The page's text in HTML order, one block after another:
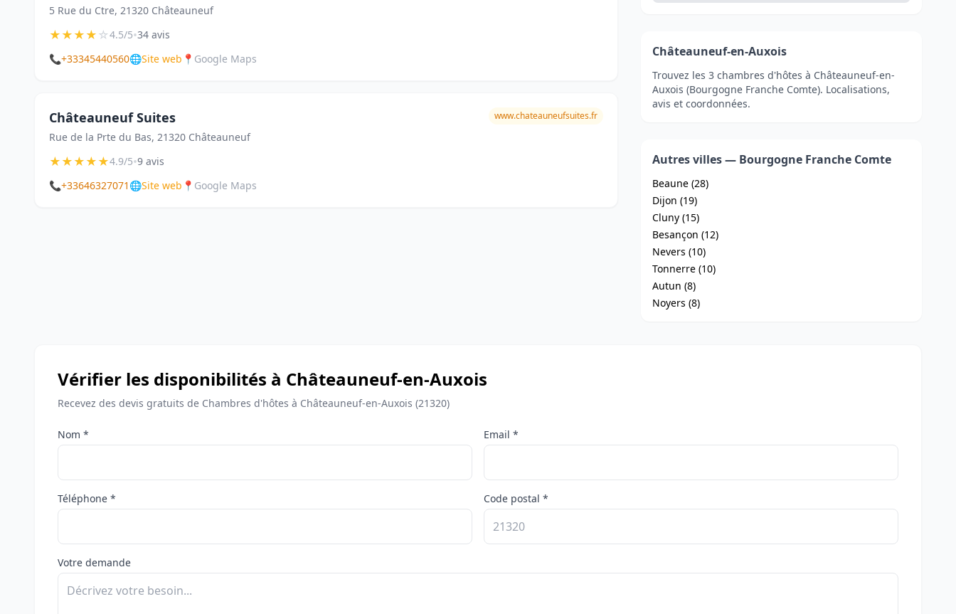
5 Rue du Ctre, 21320 Châteauneuf
★★★★☆4.5/5•34 avis
📞+33345440560🌐Site web 📍 Google Maps
Châteauneuf Suites
Rue de la Prte du Bas, 21320 Châteauneuf
www.chateauneufsuites.fr
★★★★★4.9/5•9 avis
📞+33646327071 🌐Site web 📍 Google Maps
Châteauneuf-en-Auxois
Trouvez les 3 chambres d'hôtes à Châteauneuf-en-
Auxois (Bourgogne Franche Comte). Localisations,
avis et coordonnées.
Autres villes — Bourgogne Franche Comte
Beaune (28)
Dijon (19)
Cluny (15)
Besançon (12)
Nevers (10)
Tonnerre (10)
Autun (8)
Noyers (8)
Vérifier les disponibilités à Châteauneuf-en-Auxois
Recevez des devis gratuits de Chambres d'hôtes à Châteauneuf-en-Auxois (21320)
Nom * Email *
Téléphone * Code postal *
Votre demande